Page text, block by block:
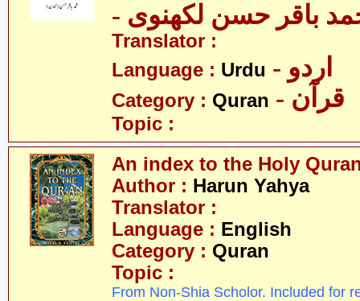
باقر حسن لکھنوی
Translator :
Language : Urdu - اردو
Category : Quran - قرآن
Topic :
An index to the Holy
Author : Harun Yahya
Translator :
Language : English
Category : Quran
Topic :
From Non-Shia Scholor. Included for